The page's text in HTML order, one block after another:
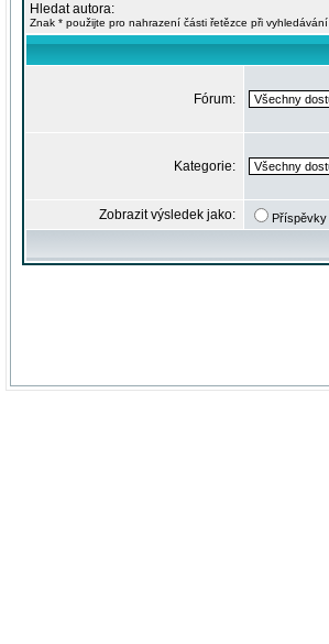
Hledat autora:
Znak * použijte pro nahrazení části řetězce při vyhledávání
Fórum:
Kategorie:
Zobrazit výsledek jako: Příspěvky